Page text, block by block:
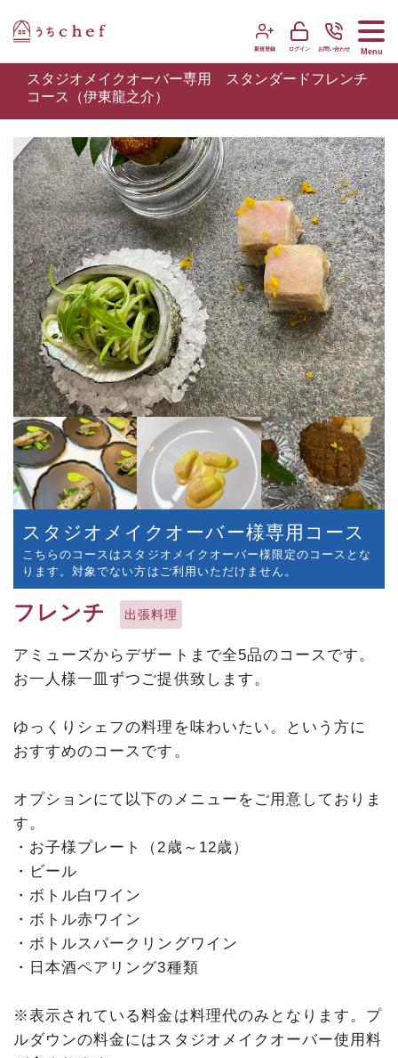
新規登録 ログイン お問い合わせ Menu
スタジオメイクオーバー専用 スタンダードフレンチ
コース（伊東龍之介）
スタジオメイクオーバー様専用コース
こちらのコースはスタジオメイクオーバー様限定のコースとな
ります。対象でない方はご利用いただけません。
フレンチ 出張料理
アミューズからデザートまで全5品のコースです。
お一人様一皿ずつご提供致します。
ゆっくりシェフの料理を味わいたい。という方に
おすすめのコースです。
オプションにて以下のメニューをご用意しておりま
す。
・お子様プレート（2歳～12歳）
・ビール
・ボトル白ワイン
・ボトル赤ワイン
・ボトルスパークリングワイン
・日本酒ペアリング3種類
※表示されている料金は料理代のみとなります。プ
ルダウンの料金にはスタジオメイクオーバー使用料